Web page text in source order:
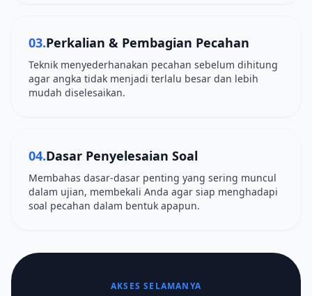
03.Perkalian & Pembagian Pecahan
Teknik menyederhanakan pecahan sebelum dihitung
agar angka tidak menjadi terlalu besar dan lebih
mudah diselesaikan.
04.Dasar Penyelesaian Soal
Membahas dasar-dasar penting yang sering muncul
dalam ujian, membekali Anda agar siap menghadapi
soal pecahan dalam bentuk apapun.
AKSES SELAMANYA